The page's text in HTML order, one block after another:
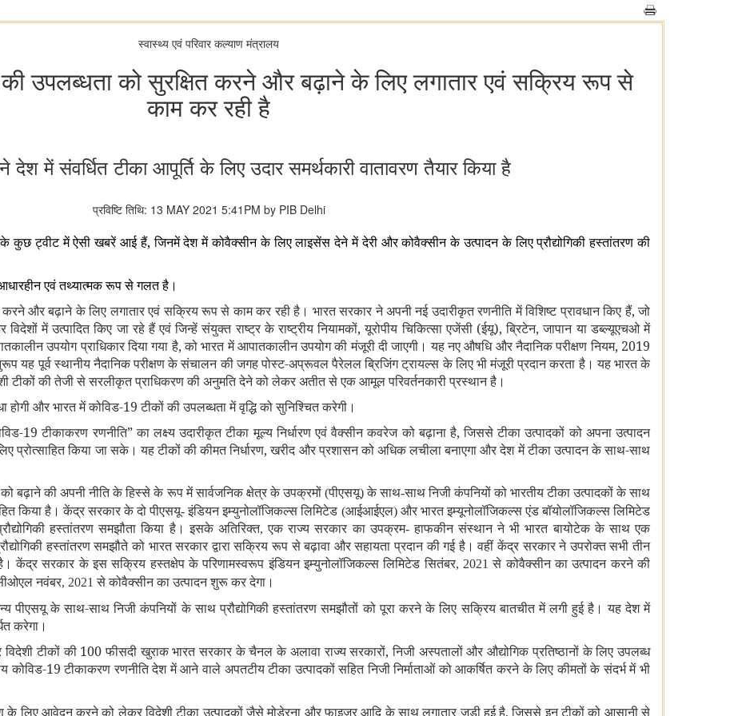
स्‍वास्‍थ्‍य एवं परिवार कल्‍याण मंत्रालय
उपलब्धता को सुरक्षित करने और बढ़ाने के लिए लगातार एवं सक्रिय रूप से
काम कर रही है
देश में संवर्धित टीका आपूर्ति के लिए उदार समर्थकारी वातावरण तैयार किया है
प्रविष्टि तिथि: 13 MAY 2021 5:41PM by PIB Delhi
कुछ ट्वीट में ऐसी खबरें आई हैं, जिनमें देश में कोवैक्सीन के लिए लाइसेंस देने में देरी और कोवैक्सीन के उत्पादन के लिए प्रौद्योगिकी हस्तांतरण की
एवं तथ्यात्मक रूप से गलत है।
और बढ़ाने के लिए लगातार एवं सक्रिय रूप से काम कर रही है। भारत सरकार ने अपनी नई उदारीकृत रणनीति में विशिष्ट प्रावधान किए हैं, जो
में उत्पादित किए जा रहे हैं एवं जिन्हें संयुक्त राष्ट्र के राष्ट्रीय नियामकों, यूरोपीय चिकित्सा एजेंसी (ईयू), ब्रिटेन, जापान या डब्ल्यूएचओ में
उपयोग प्राधिकार दिया गया है, को भारत में आपातकालीन उपयोग की मंजूरी दी जाएगी। यह नए औषधि और नैदानिक परीक्षण नियम, 2019
यह पूर्व स्थानीय नैदानिक परीक्षण के संचालन की जगह पोस्ट-अप्रूवल पैरेलल ब्रिजिंग ट्रायल्स के लिए भी मंजूरी प्रदान करता है। यह भारत के
टीकों की तेजी से सरलीकृत प्राधिकरण की अनुमति देने को लेकर अतीत से एक आमूल परिवर्तनकारी प्रस्थान है।
और भारत में कोविड-19 टीकों की उपलब्धता में वृद्धि को सुनिश्चित करेगी।
19 टीकाकरण रणनीति” का लक्ष्य उदारीकृत टीका मूल्य निर्धारण एवं वैक्सीन कवरेज को बढ़ाना है, जिससे टीका उत्पादकों को अपना उत्पादन
प्रोत्साहित किया जा सके। यह टीकों की कीमत निर्धारण, खरीद और प्रशासन को अधिक लचीला बनाएगा और देश में टीका उत्पादन के साथ-साथ
बढ़ाने की अपनी नीति के हिस्से के रूप में सार्वजनिक क्षेत्र के उपक्रमों (पीएसयू) के साथ-साथ निजी कंपनियों को भारतीय टीका उत्पादकों के साथ
किया है। केंद्र सरकार के दो पीएसयू- इंडियन इम्युनोलॉजिकल्स लिमिटेड (आईआईएल) और भारत इम्‍यूनोलॉजिकल्‍स एंड बॉयोलॉजिकल्‍स लिमिटेड
हस्तांतरण समझौता किया है। इसके अतिरिक्त, एक राज्य सरकार का उपक्रम- हाफकीन संस्थान ने भी भारत बायोटेक के साथ एक
हस्तांतरण समझौते को भारत सरकार द्वारा सक्रिय रूप से बढ़ावा और सहायता प्रदान की गई है। वहीं केंद्र सरकार ने उपरोक्त सभी तीन
है। केंद्र सरकार के इस सक्रिय हस्तक्षेप के परिणामस्वरूप इंडियन इम्युनोलॉजिकल्स लिमिटेड सितंबर, 2021 से कोवैक्सीन का उत्पादन करने की
नवंबर, 2021 से कोवैक्सीन का उत्पादन शुरू कर देगा।
पीएसयू के साथ-साथ निजी कंपनियों के साथ प्रौद्योगिकी हस्तांतरण समझौतों को पूरा करने के लिए सक्रिय बातचीत में लगी हुई है। यह देश में
करेगा।
टीकों की 100 फीसदी खुराक भारत सरकार के चैनल के अलावा राज्य सरकारों, निजी अस्पतालों और औद्योगिक प्रतिष्ठानों के लिए उपलब्ध
कोविड-19 टीकाकरण रणनीति देश में आने वाले अपतटीय टीका उत्पादकों सहित निजी निर्माताओं को आकर्षित करने के लिए कीमतों के संदर्भ में भी
के लिए आवेदन करने को लेकर विदेशी टीका उत्पादकों जैसे मोडेरना और फाइजर आदि के साथ लगातार जुड़ी हुई है, जिससे इन टीकों को आसानी से